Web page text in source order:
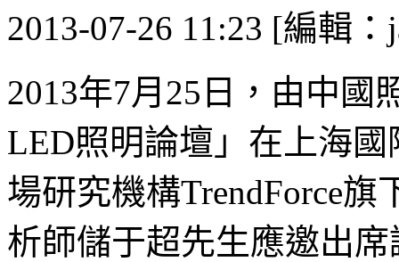
2013-07-26 11:23 [編輯：
2013年7月25日，由中國
LED照明論壇」在上海
場研究機構TrendForce
析師儲于超先生應邀出